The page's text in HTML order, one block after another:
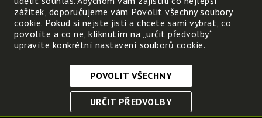
Toník poděkoval, ale
odmítnul další balení knihy.
Udělal správně? Vysvětli
svůj názor.
zážitek, doporučujeme vám Povolit všechny soubory
cookie. Pokud si nejste jisti a chcete sami vybrat, co
povolíte a co ne, kliknutím na „určit předvolby“
upravíte konkrétní nastavení souborů cookie.
Nezbytně nutné cookies
Tyto soubory cookie jsou nezbytné, abyste se mohli
POVOLIT VŠECHNY
URČIT PŘEDVOLBY